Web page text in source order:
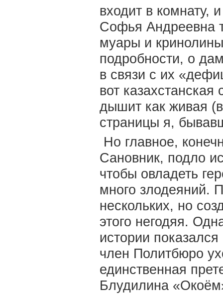
входит в комнату,
Софья Андреевна
муары и
подробности, о
в связи с их
вот казахстанская
дышит как живая
страницы я,
Но главное,
Сановник, подло
чтобы овладеть
много злодеяний.
нескольких, но
этого негодяя.
истории
член Политбюро
единственная
Блудилина